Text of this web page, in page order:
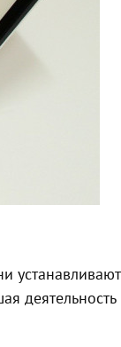
устанавливают
деятельность